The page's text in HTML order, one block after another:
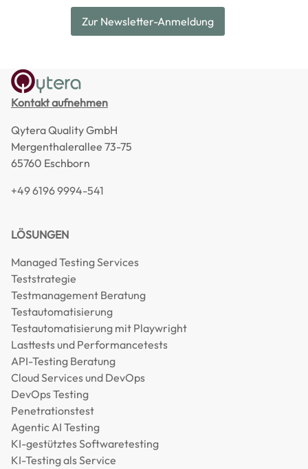
Zur Newsletter-Anmeldung
Kontakt aufnehmen
Qytera Quality GmbH
Mergenthalerallee 73-75
65760 Eschborn
+49 6196 9994-541
LÖSUNGEN
Managed Testing Services
Teststrategie
Testmanagement Beratung
Testautomatisierung
Testautomatisierung mit Playwright
Lasttests und Performancetests
API-Testing Beratung
Cloud Services und DevOps
DevOps Testing
Penetrationstest
Agentic AI Testing
KI-gestütztes Softwaretesting
KI-Testing als Service